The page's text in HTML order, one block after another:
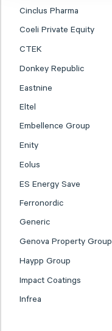
Cinclus Pharma
Coeli Private Equity
CTEK
Donkey Republic
Eastnine
Eltel
Embellence Group
Enity
Eolus
ES Energy Save
Ferronordic
Generic
Genova Property Group
Haypp Group
Impact Coatings
Infrea